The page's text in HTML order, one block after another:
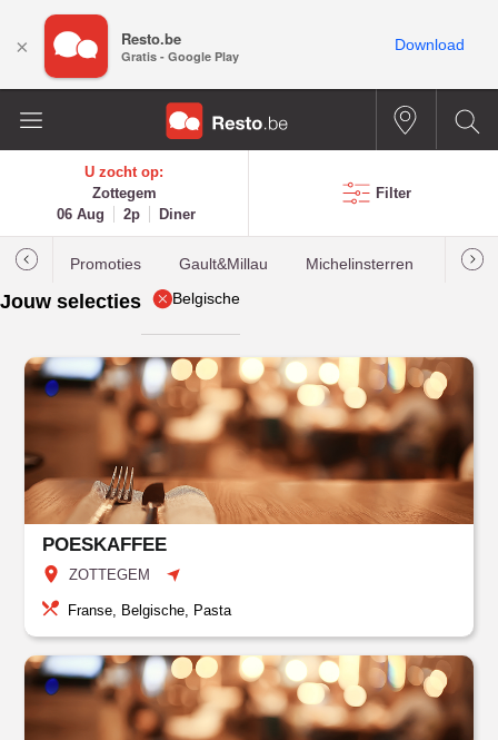
U zocht op:
Zottegem
06 Aug
2p Diner
Filter
Promoties Gault&Millau Michelinsterren
Jouw selecties Belgische
POESKAFFEE
ZOTTEGEM
Franse, Belgische, Pasta
× Resto.be
Gratis - Google Play
Download